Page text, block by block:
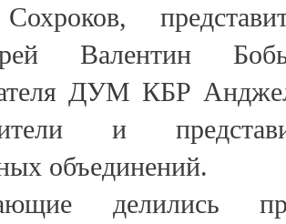
Валентин
ДУМ КБР
и
объединений.
делились